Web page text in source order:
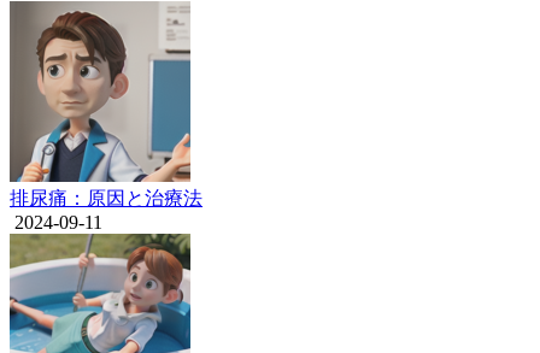
排尿痛：原因と治療法
2024-09-11